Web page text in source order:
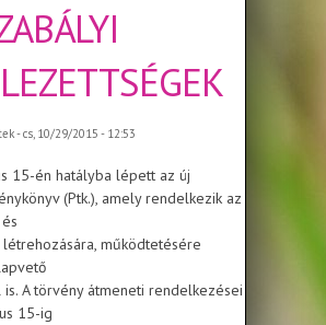
- cs, 10/29/2015 - 12:53
15-én hatályba lépett az új
(Ptk.), amely rendelkezik az
működtetésére
A törvény átmeneti rendelkezései
15-ig